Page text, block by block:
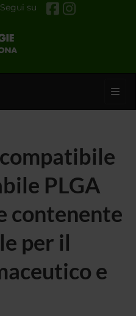
Segui su
PLGA
contenente
per il
e